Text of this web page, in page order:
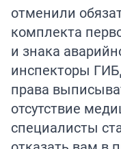
отменили
комплекта
и знака
инспекторы
права
отсутствие
специалисты